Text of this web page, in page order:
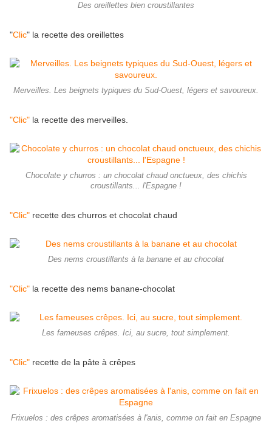
Des oreillettes bien croustillantes
"Clic" la recette des oreillettes
Merveilles. Les beignets typiques du Sud-Ouest, légers et savoureux.
"Clic" la recette des merveilles.
Chocolate y churros : un chocolat chaud onctueux, des chichis
croustillants... l'Espagne !
"Clic" recette des churros et chocolat chaud
Des nems croustillants à la banane et au chocolat
"Clic" la recette des nems banane-chocolat
Les fameuses crêpes. Ici, au sucre, tout simplement.
"Clic" recette de la pâte à crêpes
Frixuelos : des crêpes aromatisées à l'anis, comme on fait en Espagne